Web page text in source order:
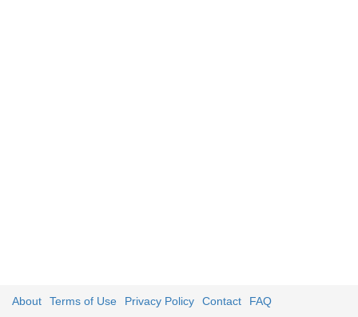
About Terms of Use Privacy Policy Contact FAQ